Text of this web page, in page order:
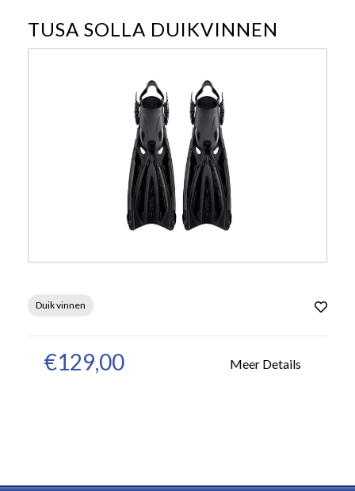
TUSA SOLLA DUIKVINNEN
Duik vinnen
€129,00 Meer Details